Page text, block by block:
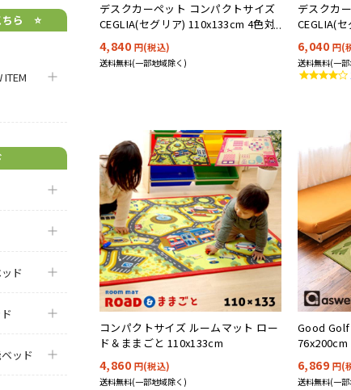
ちら ⭐️
ITEM
ド
ッド
デスクカーペット コンパクトサイズ
CEGLIA(セグリア) 110x133cm 4色対
応
4,840 円(税込)
送料無料(一部地域除く)
デスクカ
CEGLIA(
応
6,040 円(
送料無料(一
コンパクトサイズ ルームマット ロー
ド＆ままごと 110x133cm
4,860 円(税込)
送料無料(一部地域除く)
Good
76x200cm
6,869 円(
送料無料(一